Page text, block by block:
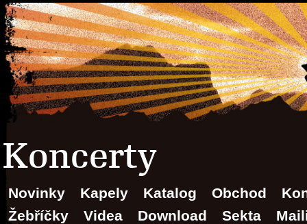
Koncerty
Novinky Kapely Katalog Obchod
Žebříčky
Videa Download Sekta